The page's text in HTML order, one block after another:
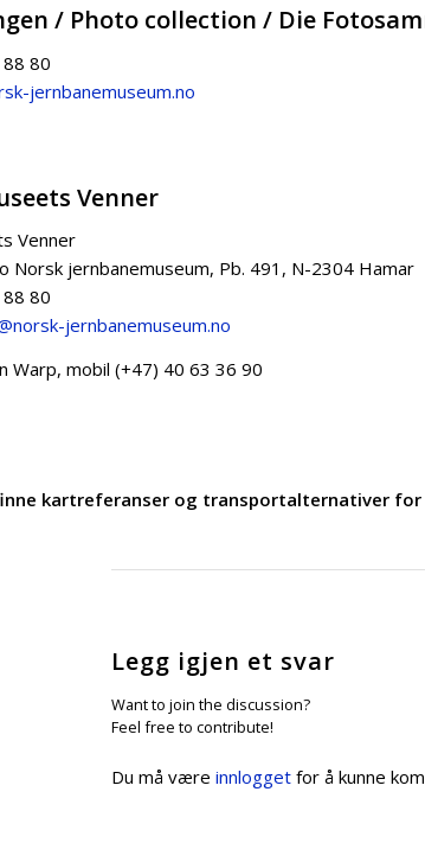
/ Photo collection / Die
80
jernbanemuseum.no
Venner
Venner
Norsk jernbanemuseum, Pb. 491, N-2304 Hamar
80
jernbanemuseum.no
Warp, mobil (+47) 40 63 36 90
kartreferanser og transportalternativer for
Legg igjen et svar
Want to join the discussion?
Feel free to contribute!
Du må være innlogget for å kunne